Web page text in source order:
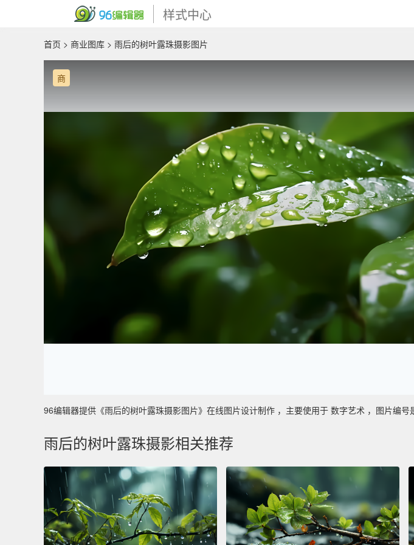
样式中心
首页 > 商业图库 > 雨后的树叶露珠摄影图片
商
96编辑器提供《雨后的树叶露珠摄影图片》在线图片设计制作 ，主要使用于 数字艺术 ，图片编
雨后的树叶露珠摄影相关推荐